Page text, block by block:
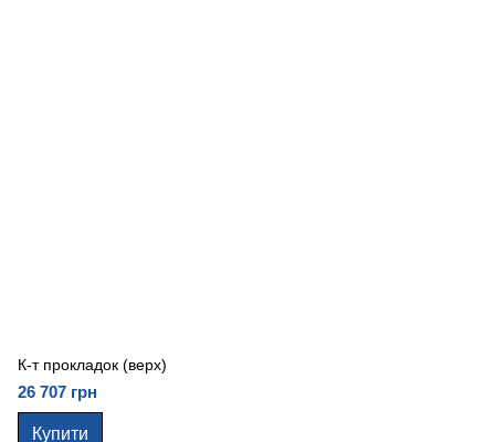
К-т прокладок (верх)
26 707 грн
Купити